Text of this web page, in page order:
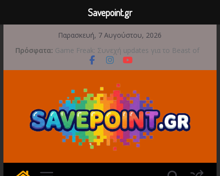
περιεχόμενο
Παρασκευή, 7 Αυγούστου, 2026
Πρόσφατα: Game Freak: Συνεχή updates για το Beast of
Reincarnation μετά την ανάμεικτη υποδοχή
Μια φωτογραφική περιπέτεια συνεχίζεται στο
Διασχίστε τους ουρανούς με το Wild Blue
Skies αυτό το φθινόπωρο
Διακοπές και παιχνίδι για όλη την οικογένεια!
Έρχεται 1η Σεπτεμβρίου το Crimson Moon
Savepoint.gr